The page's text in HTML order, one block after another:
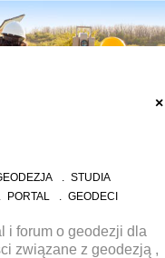
×
STUDIA
PORTAL GEODECI
i forum o geodezji dla
związane z geodezją ,